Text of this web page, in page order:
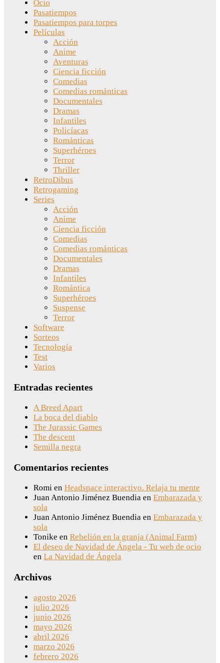
Ocio
Pasatiempos
Pasatiempos para torpes
Películas
Acción
Anime
Aventuras
Ciencia ficción
Comedias
Comedias románticas
Documentales
Dramas
Infantiles
Policíacas
Románticas
Superhéroes
Terror
Thriller
RetroDibus
Retrogaming
Series
Acción
Anime
Ciencia ficción
Comedias
Comedias románticas
Documentales
Dramas
Infantiles
Romántica
Superhéroes
Suspense
Terror
Software
Sorteos
Tecnología
Test
Varios
Entradas recientes
A Breed Apart
La boca del diablo
The Jurassic Games
The descent
Semilla negra
Comentarios recientes
Romi en Headspace interactivo. Relaja tu mente
Juan Antonio Jiménez Buendia en Embarazada y
sola
Juan Antonio Jiménez Buendia en Embarazada y
sola
Tonike en Rebelión en la granja (Animal Farm)
El deseo de Navidad de Ángela - Tu web de ocio
en La Navidad de Ángela
Archivos
agosto 2026
julio 2026
junio 2026
mayo 2026
abril 2026
marzo 2026
febrero 2026